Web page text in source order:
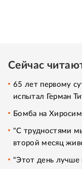
Сейчас
65 лет первому
испытал Герман
Бомба на
"С трудностями
второй месяц
"Этот день лучше